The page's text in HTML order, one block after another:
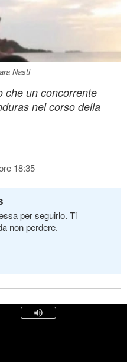
Nasti
che un concorrente
nel corso della
18:35
per seguirlo. Ti
non perdere.